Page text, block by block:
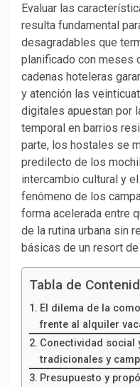
Evaluar las
resulta fundamental
desagradables que
planificado con meses
cadenas hoteleras
y atención las
digitales apuestan por
temporal en barrios
parte, los hostales se
predilecto de los
intercambio cultural y
fenómeno de los
forma acelerada entre
de la rutina urbana sin
básicas de un resort
Tabla de
El dilema de la
frente al alquiler
Conectividad social
tradicionales y
Presupuesto y